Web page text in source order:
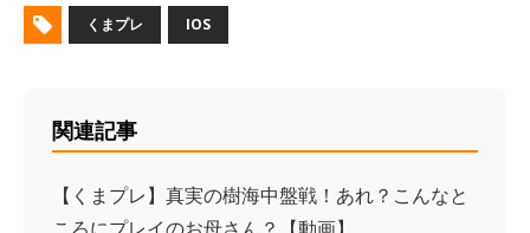
くまプレ IOS
関連記事
【くまプレ】真実の樹海中盤戦！あれ？こんなと